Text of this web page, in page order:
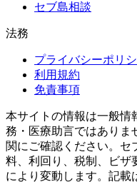
セブ島相談
法務
プライバシーポリ
利用規約
免責事項
本サイトの情報は一般情
務・医療助言ではありま
関にご確認ください。セ
料、利回り、税制、ビザ
により変動します。記載